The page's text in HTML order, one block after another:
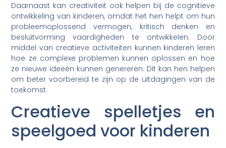
Daarnaast kan creativiteit ook helpen bij de cognitieve
ontwikkeling van kinderen, omdat het hen helpt om hun
probleemoplossend vermogen, kritisch denken en
besluitvorming vaardigheden te ontwikkelen. Door
middel van creatieve activiteiten kunnen kinderen leren
hoe ze complexe problemen kunnen oplossen en hoe
ze nieuwe ideeën kunnen genereren. Dit kan hen helpen
om beter voorbereid te zijn op de uitdagingen van de
toekomst.
Creatieve spelletjes en
speelgoed voor kinderen